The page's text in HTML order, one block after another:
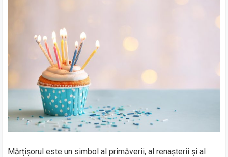
Mărțișorul este un simbol al primăverii, al renașterii și al